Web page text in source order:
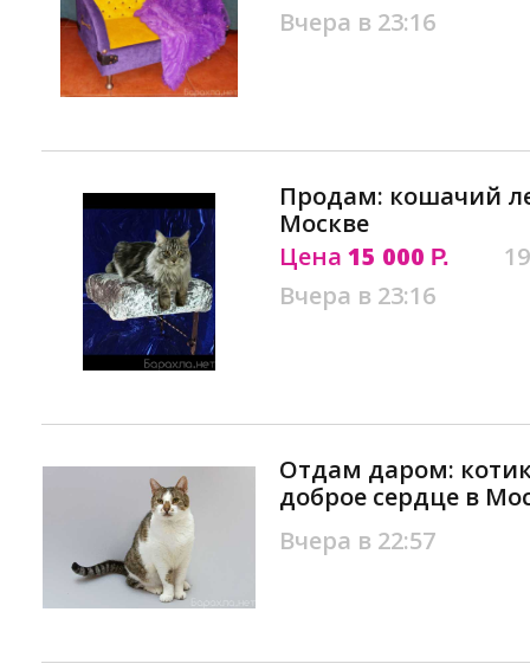
Вчера в 23:16
Продам: кошачий
Москве
Цена 15 000 Р.
Вчера в 23:16
Отдам даром:
доброе сердце в
Вчера в 22:57